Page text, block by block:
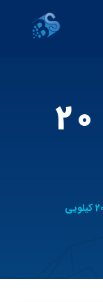
نمک دریایی 20